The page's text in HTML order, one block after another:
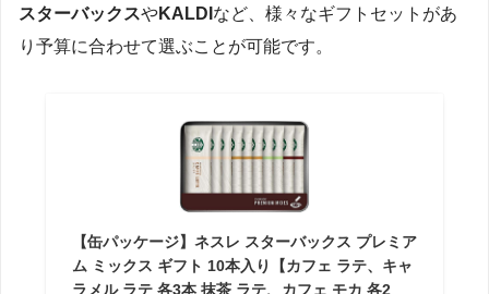
スターバックスやKALDI など、様々なギフトセットがあ
り予算に合わせて選ぶことが可能です。
【缶パッケージ】ネスレ スターバックス プレミア
ム ミックス ギフト 10本入り【カフェ ラテ、キャ
ラメル ラテ 各3本 抹茶 ラテ、カフェ モカ 各2